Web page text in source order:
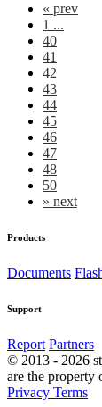
« prev
1 ...
40
41
42
43
44
45
46
47
48
50
» next
Products
Documents
Support
Report Partners
© 2013 - 2026
are the property
Privacy Terms